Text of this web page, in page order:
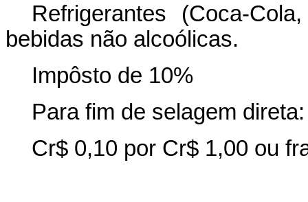
Refrigerantes (Coca-
bebidas não alcoólicas.
Impôsto de 10%
Para fim de selagem direta:
Cr$ 0,10 por Cr$ 1,00 ou